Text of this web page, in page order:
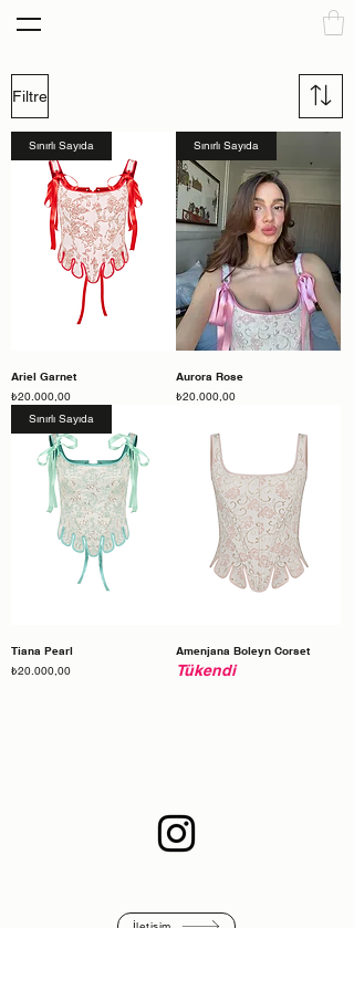
Filtre
Sınırlı Sayıda
Ariel Garnet
Fiyat
₺20.000,00
Sınırlı Sayıda
Aurora Rose
Fiyat
₺20.000,00
Sınırlı Sayıda
Tiana Pearl
Fiyat
₺20.000,00
Amenjana Boleyn Corset
Tükendi
İletişim